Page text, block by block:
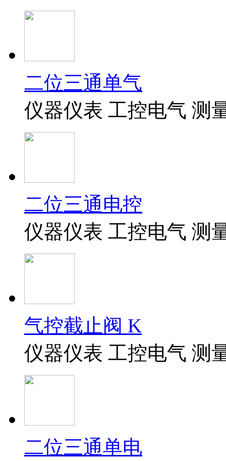
二位三通单气
仪器仪表 工控电气 测
二位三通电控
仪器仪表 工控电气 测
气控截止阀 K
仪器仪表 工控电气 测
二位三通单电